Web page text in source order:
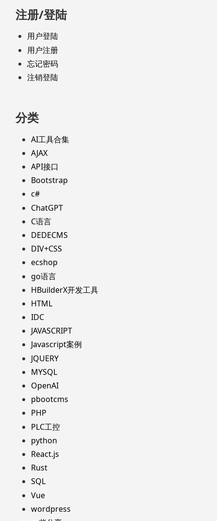
注册/登陆
用户登陆
用户注册
忘记密码
注销登陆
分类
AI工具合集
AJAX
API接口
Bootstrap
c#
ChatGPT
C语言
DEDECMS
DIV+CSS
ecshop
go语言
HBuilderX开发工具
HTML
IDC
JAVASCRIPT
Javascript案例
JQUERY
MYSQL
OpenAI
pbootcms
PHP
PLC工控
python
React.js
Rust
SQL
Vue
wordpress